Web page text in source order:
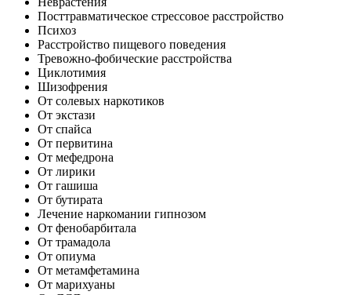
Посттравматическое стрессовое расстройство
Психоз
Расстройство пищевого поведения
Тревожно-фобические расстройства
Циклотимия
Шизофрения
От солевых наркотиков
От экстази
От спайса
От первитина
От мефедрона
От лирики
От гашиша
От бутирата
Лечение наркомании гипнозом
От фенобарбитала
От трамадола
От опиума
От метамфетамина
От марихуаны